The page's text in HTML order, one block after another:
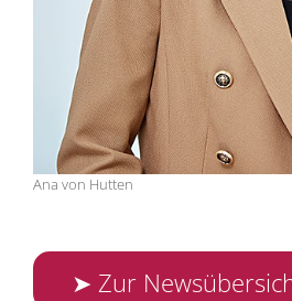
Ana von Hutten
➤ Zur